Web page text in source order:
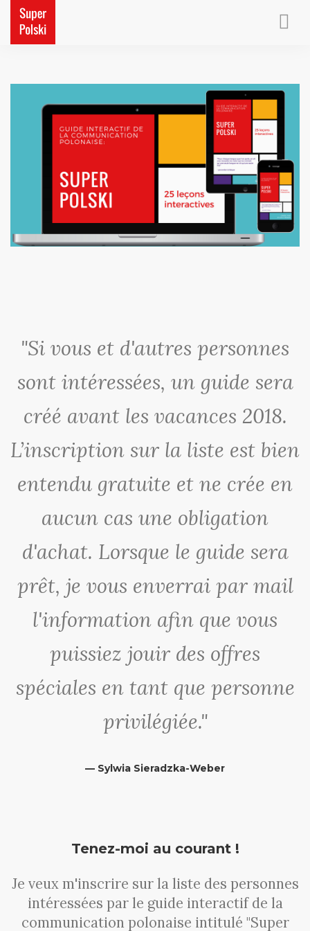
"Si vous et d'autres personnes
sont intéressées, un guide sera
créé avant les vacances 2018.
L’inscription sur la liste est bien
entendu gratuite et ne crée en
aucun cas une obligation
d'achat. Lorsque le guide sera
prêt, je vous enverrai par mail
l'information afin que vous
puissiez jouir des offres
spéciales en tant que personne
privilégiée."
— Sylwia Sieradzka-Weber
Tenez-moi au courant !
Je veux m'inscrire sur la liste des personnes
intéressées par le guide interactif de la
communication polonaise intitulé "Super